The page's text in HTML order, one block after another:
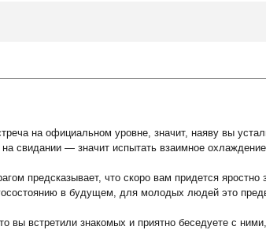
на официальном уровне, значит, наяву вы
на свидании — значит испытать взаимное охлаждение.
предсказывает, что скоро вам придется
в будущем, для молодых людей это
вы встретили знакомых и приятно беседуете с